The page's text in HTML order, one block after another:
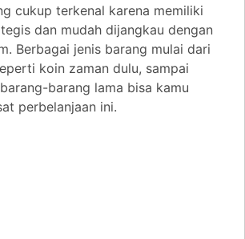
cukup terkenal karena memiliki
dan mudah dijangkau dengan
Berbagai jenis barang mulai dari
koin zaman dulu, sampai
barang lama bisa kamu
perbelanjaan ini.